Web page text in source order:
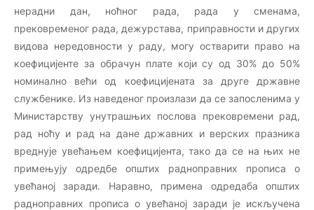
нерадни дан, ноћног рада, рада у сменама,
прековременог рада, дежурстава, приправности и других
видова нередовности у раду, могу остварити право на
коефицијенте за обрачун плате који су од 30% до 50%
номинално већи од коефицијената за друге државне
службенике. Из наведеног произлази да се запосленима у
Министарству унутрашњих послова прековремени рад,
рад ноћу и рад на дане државних и верских празника
вреднује увећањем коефицијента, тако да се на њих не
примењују одредбе општих радноправних прописа о
увећаној заради. Наравно, примена одредаба општих
радноправних прописа о увећаној заради је искључена